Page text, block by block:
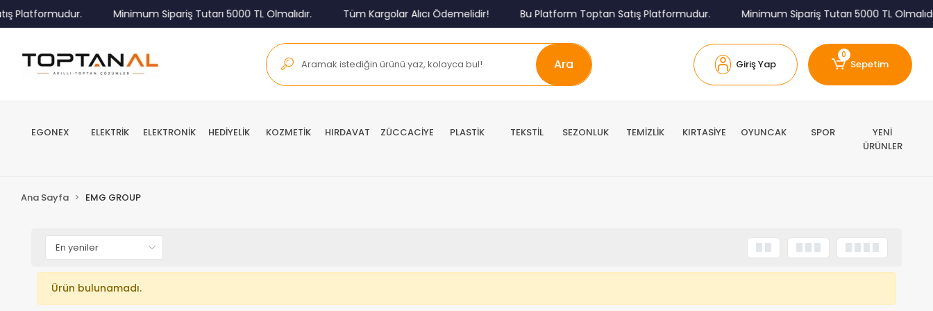
Platformudur. Minimum Sipariş Tutarı 5000 TL Olmalıdır. Tüm Kargolar Alıcı Ödemelidir! Bu Platform Toptan Satış Platformudur. Minimum Sipariş Tutarı 5000 TL
Ara Giriş Yap
0
Sepetim
EGONEX ELEKTRİK ELEKTRONİK HEDİYELİK KOZMETİK HIRDAVAT ZÜCCACİYE PLASTİK TEKSTİL SEZONLUK TEMİZLİK KIRTASİYE OYUNCAK SPOR
YENİ
ÜRÜNLER
Ana Sayfa EMG GROUP
Ürün bulunamadı.